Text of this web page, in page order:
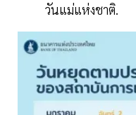
วันแม่แห่งชาติ.